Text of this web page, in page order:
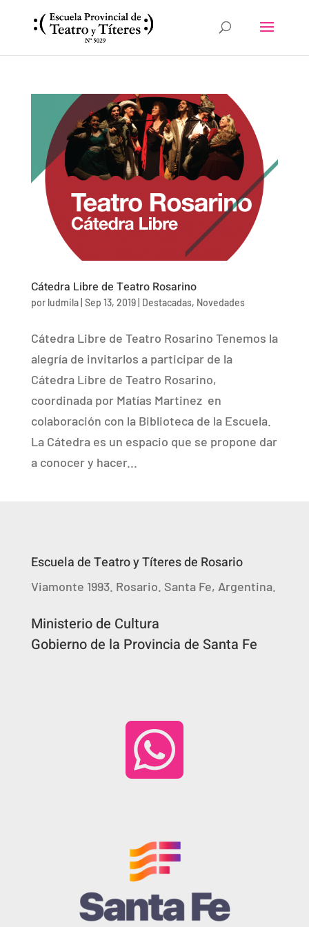
Cátedra Libre de Teatro Rosarino
por ludmila| Sep 13, 2019| Destacadas, Novedades
Cátedra Libre de Teatro Rosarino Tenemos la
alegría de invitarlos a participar de la
Cátedra Libre de Teatro Rosarino,
coordinada por Matías Martinez en
colaboración con la Biblioteca de la Escuela.
La Cátedra es un espacio que se propone dar
a conocer y hacer...
Escuela de Teatro y Títeres de Rosario
Viamonte 1993. Rosario. Santa Fe, Argentina.
Ministerio de Cultura
Gobierno de la Provincia de Santa Fe
